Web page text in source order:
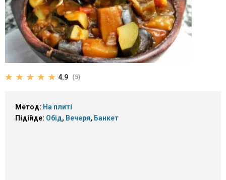
4.9 (5)
Метод: На плиті
Підійде: Обід, Вечеря, Банкет